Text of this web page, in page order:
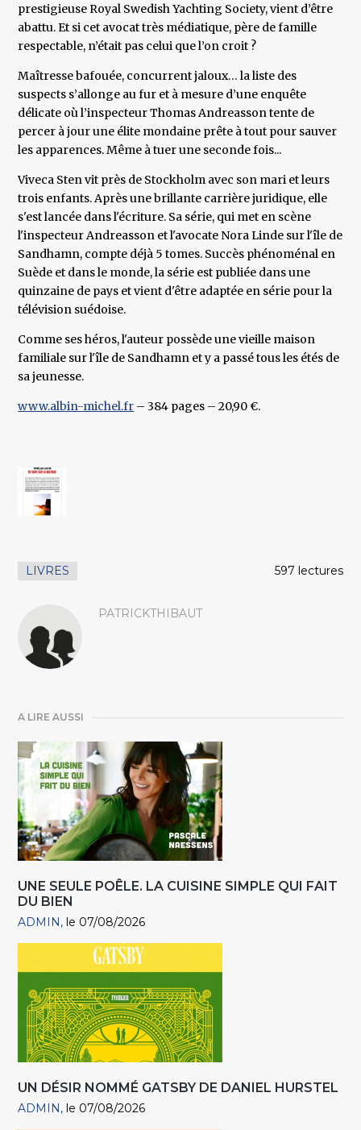
prestigieuse Royal Swedish Yachting Society, vient d’être
abattu. Et si cet avocat très médiatique, père de famille
respectable, n’était pas celui que l’on croit ?
Maîtresse bafouée, concurrent jaloux… la liste des
suspects s’allonge au fur et à mesure d’une enquête
délicate où l’inspecteur Thomas Andreasson tente de
percer à jour une élite mondaine prête à tout pour sauver
les apparences. Même à tuer une seconde fois...
Viveca Sten vit près de Stockholm avec son mari et leurs
trois enfants. Après une brillante carrière juridique, elle
s'est lancée dans l'écriture. Sa série, qui met en scène
l'inspecteur Andreasson et l'avocate Nora Linde sur l'île de
Sandhamn, compte déjà 5 tomes. Succès phénoménal en
Suède et dans le monde, la série est publiée dans une
quinzaine de pays et vient d'être adaptée en série pour la
télévision suédoise.
Comme ses héros, l'auteur possède une vieille maison
familiale sur l'île de Sandhamn et y a passé tous les étés de
sa jeunesse.
www.albin-michel.fr – 384 pages – 20,90 €.
LIVRES 597 lectures
PATRICKTHIBAUT
A LIRE AUSSI
UNE SEULE POÊLE. LA CUISINE SIMPLE QUI FAIT
DU BIEN
ADMIN le 07/08/2026
UN DÉSIR NOMMÉ GATSBY DE DANIEL HURSTEL
ADMIN le 07/08/2026